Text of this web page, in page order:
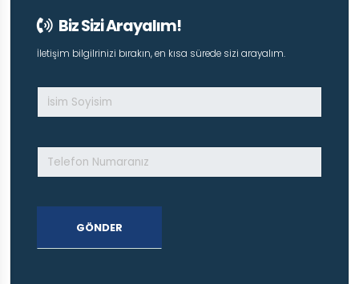
Biz Sizi Arayalım!
İletişim bilgilrinizi bırakın, en kısa sürede sizi arayalım.
GÖNDER